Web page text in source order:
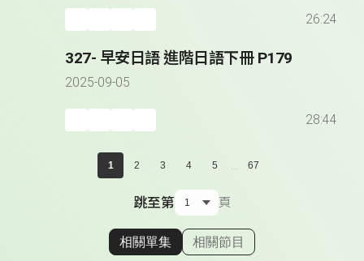
26:24
327- 早安日語 進階日語下冊 P179
2025-09-05
28:44
1 2 3 4 5 ... 67
跳至第 頁
顯示相關單集
相關單集 相關節目